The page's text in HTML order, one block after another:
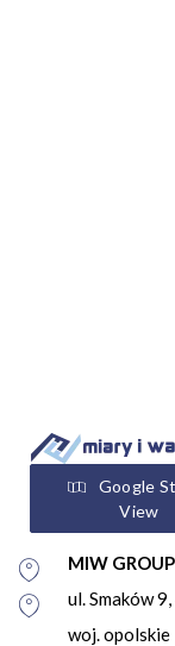
Google
View
MIW
ul. Smaków
woj. opolskie